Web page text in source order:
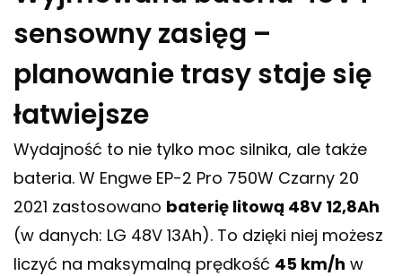
sensowny zasięg –
planowanie trasy staje się
łatwiejsze
Wydajność to nie tylko moc silnika, ale także
bateria. W Engwe EP-2 Pro 750W Czarny 20
2021 zastosowano baterię litową 48V 12,8Ah
(w danych: LG 48V 13Ah). To dzięki niej możesz
liczyć na maksymalną prędkość 45 km/h w